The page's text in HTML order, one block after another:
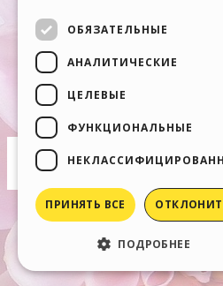
ОБЯЗАТЕЛЬНЫЕ
АНАЛИТИЧЕСКИЕ
ЦЕЛЕВЫЕ
ФУНКЦИОНАЛЬНЫЕ
ПРИНЯТЬ ВСЕ
ПОДРОБНЕЕ